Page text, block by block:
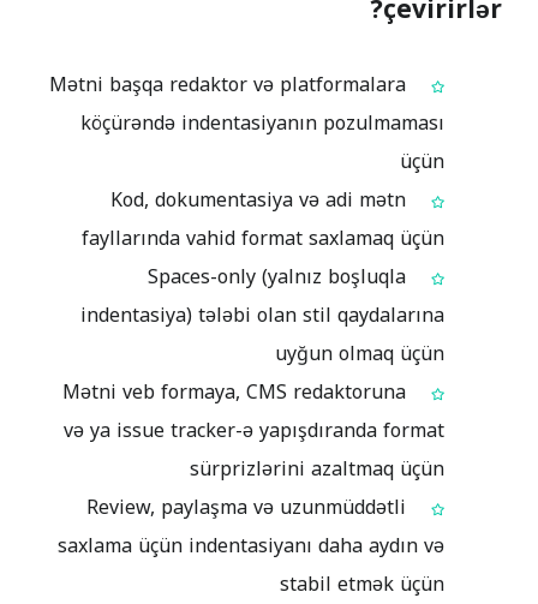
Mətni başqa redaktor və platformalara
köçürəndə indentasiyanın pozulmaması
üçün
Kod, dokumentasiya və adi mətn
fayllarında vahid format saxlamaq üçün
Spaces-only (yalnız boşluqla
indentasiya) tələbi olan stil qaydalarına
uyğun olmaq üçün
Mətni veb formaya, CMS redaktoruna
və ya issue tracker-ə yapışdıranda format
sürprizlərini azaltmaq üçün
Review, paylaşma və uzunmüddətli
saxlama üçün indentasiyanı daha aydın və
stabil etmək üçün